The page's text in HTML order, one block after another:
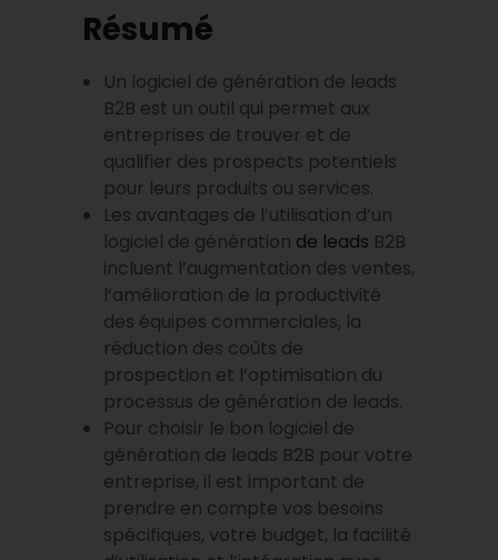
Résumé
Un logiciel de génération de leads
B2B est un outil qui permet aux
entreprises de trouver et de
qualifier des prospects potentiels
pour leurs produits ou services.
Les avantages de l’utilisation d’un
logiciel de génération de leads B2B
incluent l’augmentation des ventes,
l’amélioration de la productivité
des équipes commerciales, la
réduction des coûts de
prospection et l’optimisation du
processus de génération de leads.
Pour choisir le bon logiciel de
génération de leads B2B pour votre
entreprise, il est important de
prendre en compte vos besoins
spécifiques, votre budget, la facilité